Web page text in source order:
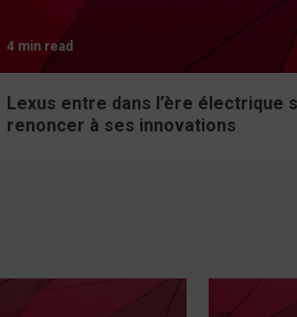
4 min read
Lexus entre dans l’ère électrique
renoncer à ses innovations